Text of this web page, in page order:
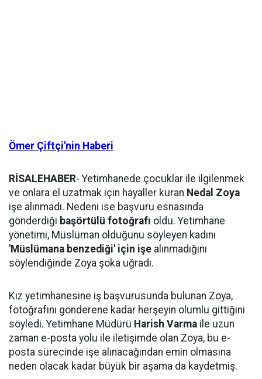
Ömer Çiftçi'nin Haberi
RİSALEHABER- Yetimhanede çocuklar ile ilgilenmek
ve onlara el uzatmak için hayaller kuran Nedal Zoya
işe alınmadı. Nedeni ise başvuru esnasında
gönderdiği başörtülü fotoğrafı oldu. Yetimhane
yönetimi, Müslüman olduğunu söyleyen kadını
'Müslümana benzediği' için işe alınmadığını
söylendiğinde Zoya şoka uğradı.
Kız yetimhanesine iş başvurusunda bulunan Zoya,
fotoğrafını gönderene kadar herşeyin olumlu gittiğini
söyledi. Yetimhane Müdürü Harish Varma ile uzun
zaman e-posta yolu ile iletişimde olan Zoya, bu e-
posta sürecinde işe alınacağından emin olmasına
neden olacak kadar büyük bir aşama da kaydetmiş.